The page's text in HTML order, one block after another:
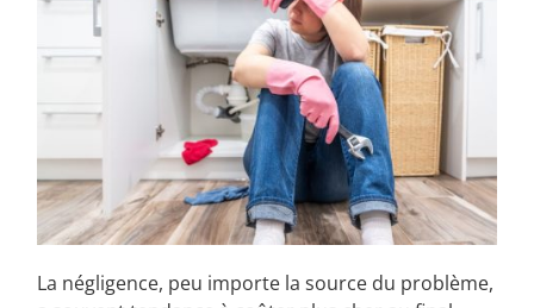
La négligence, peu importe la source du problème,